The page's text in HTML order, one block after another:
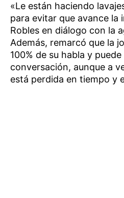
«Le están haciendo
para evitar que avance la
Robles en diálogo con la
Además, remarcó que la
100% de su habla y
conversación, aunque a
está perdida en tiempo y